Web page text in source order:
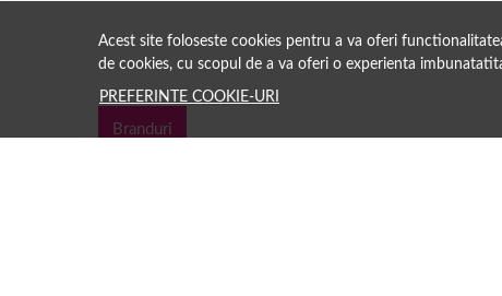
Acest site foloseste cookies pentru a va oferi
de cookies, cu scopul de a va oferi o experienta
PREFERINTE COOKIE-URI
Branduri